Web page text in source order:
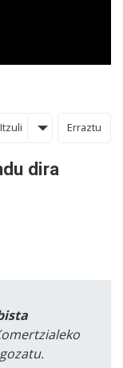
Itzuli Erraztu
dira